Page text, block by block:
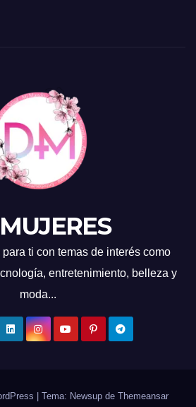
ti con temas de interés como
entretenimiento, belleza y
moda...
Tema: Newsup de Themeansar